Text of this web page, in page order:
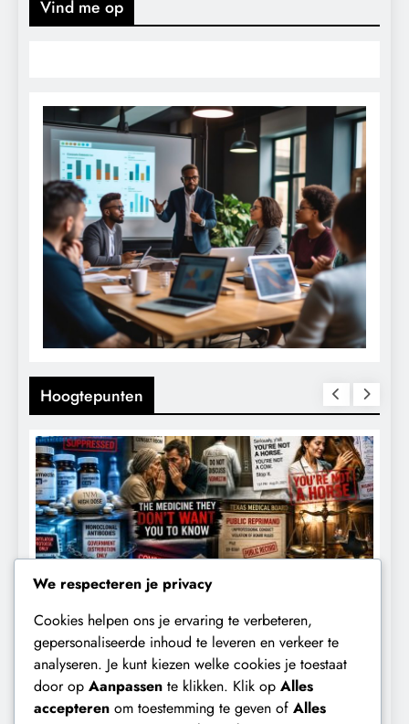
Vind me op
Hoogtepunten
CENSUUR CONTROLE
De medicatie die volgens sommige
kankerpatiënten verborgen blijft voor
We respecteren je privacy
Cookies helpen ons je ervaring te verbeteren,
gepersonaliseerde inhoud te leveren en verkeer te
analyseren. Je kunt kiezen welke cookies je toestaat
door op Aanpassen te klikken. Klik op Alles
accepteren om toestemming te geven of Alles